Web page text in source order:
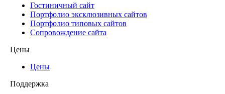
Гостиничный сайт
Портфолио эксклюзивных сайтов
Портфолио типовых сайтов
Сопровождение сайта
Цены
Цены
Поддержка